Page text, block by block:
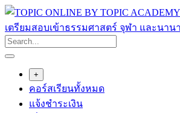
Skip
content
+
คอร์สเรียนทั้งหมด
แจ้งชำระเงิน